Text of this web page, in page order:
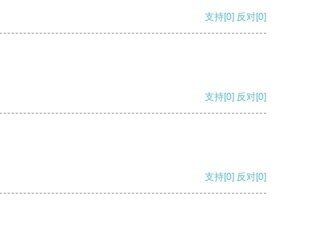
支持[0] 反对[0]
支持[0] 反对[0]
支持[0] 反对[0]